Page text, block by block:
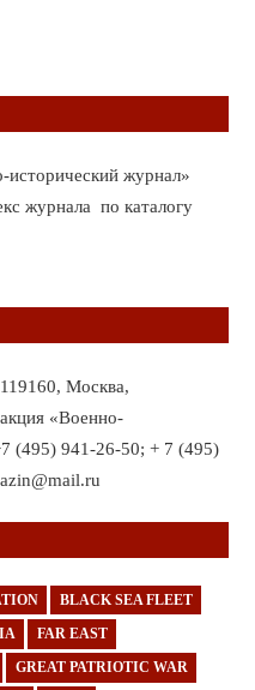
журнал»
журнала по каталогу
Москва,
«Военно-
(495) 941-26-50; + 7 (495)
BLACK SEA FLEET
FAR EAST
GREAT PATRIOTIC WAR